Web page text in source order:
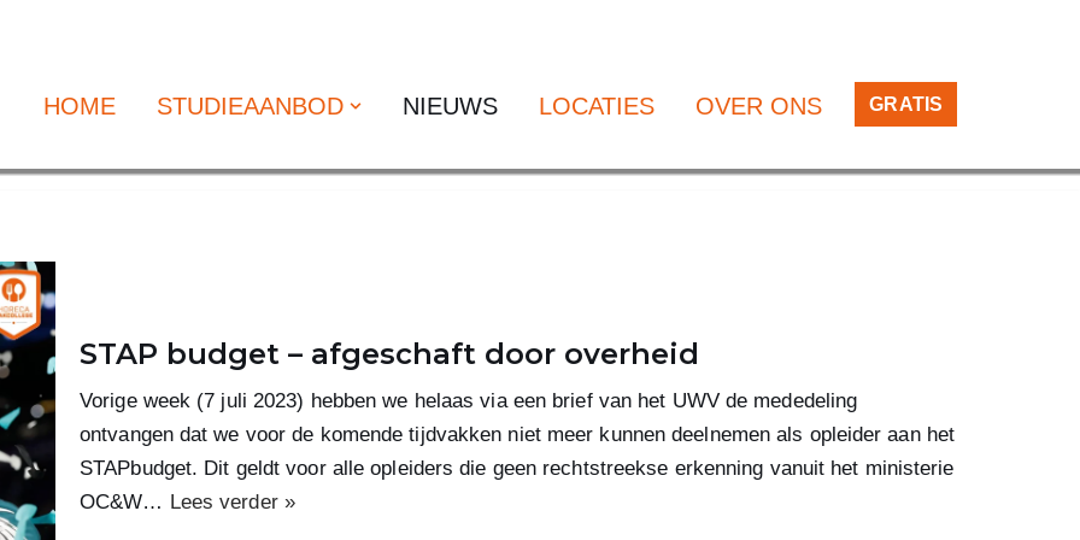
HOME STUDIEAANBOD NIEUWS LOCATIES OVER ONS GRATIS
STAP budget – afgeschaft door overheid
Vorige week (7 juli 2023) hebben we helaas via een brief van het UWV de mededeling
ontvangen dat we voor de komende tijdvakken niet meer kunnen deelnemen als opleider aan het
STAPbudget. Dit geldt voor alle opleiders die geen rechtstreekse erkenning vanuit het ministerie
OC&W… Lees verder »